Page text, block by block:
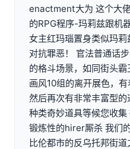
enactment大为 这个大
的RPG程序-玛莉兹跟机
女主红玛瑙置身类似玛
对抗罪恶！ 官法普通话
的格斗场景，如同街头
画风10组的离开展色，
然后再次有非常丰富型
种类奇妙道具等候您收
锻炼性的hirer厮杀 我们
比伦都市的反乌托邦街